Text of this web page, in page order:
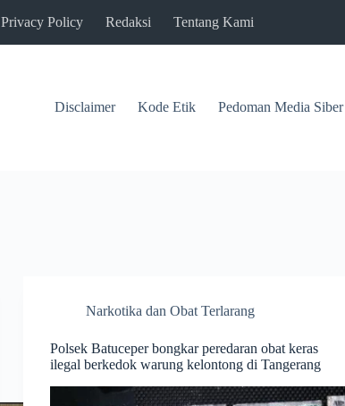
Privacy Policy Redaksi Tentang Kami
Disclaimer Kode Etik Pedoman Media Siber
Narkotika dan Obat Terlarang
Polsek Batuceper bongkar peredaran obat keras
ilegal berkedok warung kelontong di Tangerang